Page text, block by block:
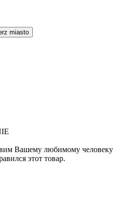
Вашему любимому человеку
этот товар.